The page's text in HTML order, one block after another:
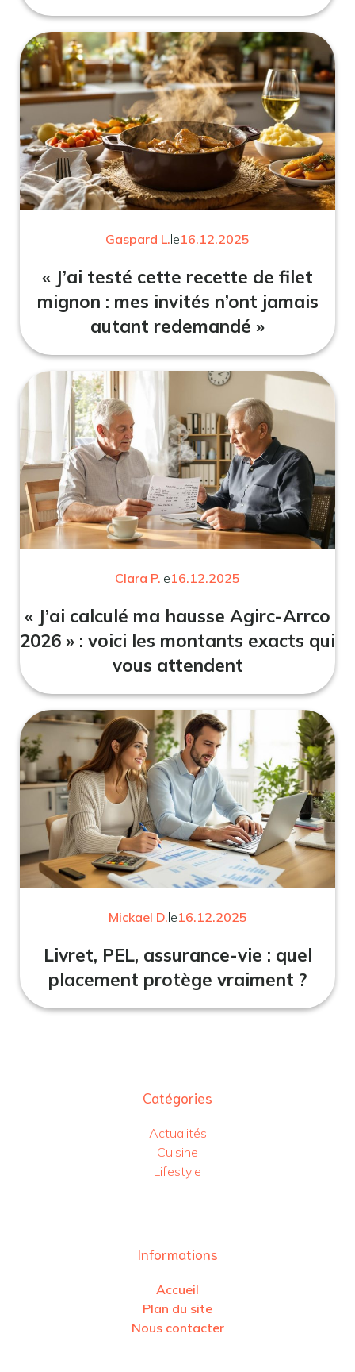
Gaspard L.le16.12.2025
« J’ai testé cette recette de filet
mignon : mes invités n’ont jamais
autant redemandé »
Clara P.le16.12.2025
« J’ai calculé ma hausse Agirc-Arrco
2026 » : voici les montants exacts qui
vous attendent
Mickael D.le16.12.2025
Livret, PEL, assurance-vie : quel
placement protège vraiment ?
Catégories
Actualités
Cuisine
Lifestyle
Informations
Accueil
Plan du site
Nous contacter